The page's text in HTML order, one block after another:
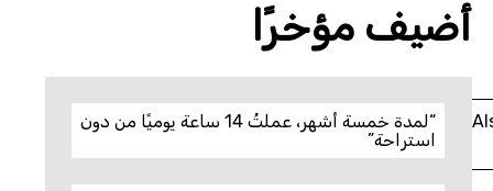
أضيف مؤخرًا
“لمدة خمسة أشهر، عملتُ 14 ساعة يوميًا من دون
استراحة”